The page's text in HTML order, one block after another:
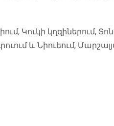
Կուկի կղզիներում,
և Նիուեում,